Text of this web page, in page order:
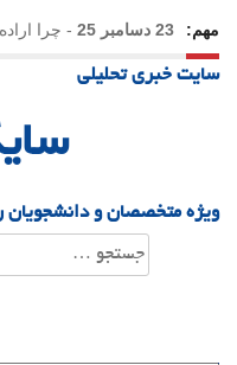
مهم: 23 دسامبر 25 - چرا
21 دسامبر 25
سایت خبری تحلیلی
ویژه متخصصان و دانشجویان
جستجو
برای: